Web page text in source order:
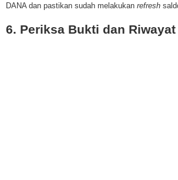
DANA dan pastikan sudah melakukan refresh
6. Periksa Bukti dan